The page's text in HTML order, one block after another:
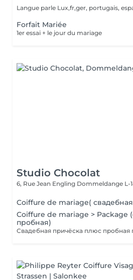
Langue parle Lux,fr,ger, portugais,
Forfait Mariée
1er essai + le jour du mariage
Studio Chocolat
6, Rue Jean Engling Dommeldange L-
Coiffure de mariage(
Coiffure de mariage > Package
пробная)